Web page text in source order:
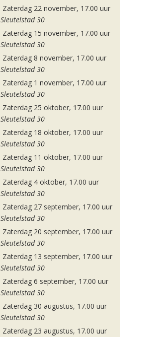
Zaterdag 22 november, 17.00 uur
Sleutelstad 30
Zaterdag 15 november, 17.00 uur
Sleutelstad 30
Zaterdag 8 november, 17.00 uur
Sleutelstad 30
Zaterdag 1 november, 17.00 uur
Sleutelstad 30
Zaterdag 25 oktober, 17.00 uur
Sleutelstad 30
Zaterdag 18 oktober, 17.00 uur
Sleutelstad 30
Zaterdag 11 oktober, 17.00 uur
Sleutelstad 30
Zaterdag 4 oktober, 17.00 uur
Sleutelstad 30
Zaterdag 27 september, 17.00 uur
Sleutelstad 30
Zaterdag 20 september, 17.00 uur
Sleutelstad 30
Zaterdag 13 september, 17.00 uur
Sleutelstad 30
Zaterdag 6 september, 17.00 uur
Sleutelstad 30
Zaterdag 30 augustus, 17.00 uur
Sleutelstad 30
Zaterdag 23 augustus, 17.00 uur